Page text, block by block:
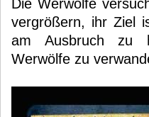
Die Werwölfe
vergrößern, ihr Ziel
am Ausbruch zu
Werwölfe zu